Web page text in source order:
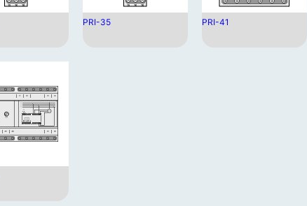
PRI-35 PRI-41